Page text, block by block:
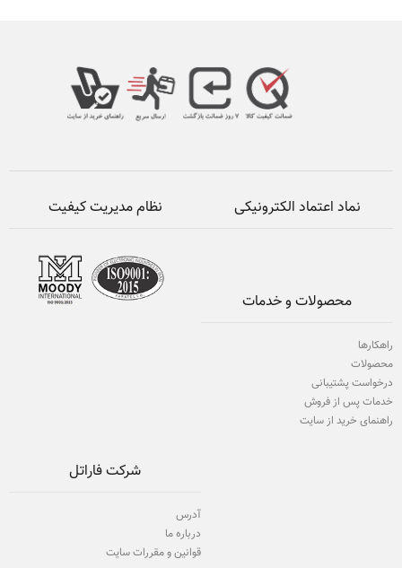
نظام مدیریت کیفیت نماد اعتماد الکترونیکی
محصولات و خدمات
راهکارها
محصولات
درخواست پشتیبانی
خدمات پس از فروش
راهنمای خرید از سایت
شرکت فاراتل
آدرس
درباره ما
قوانین و مقررات سایت